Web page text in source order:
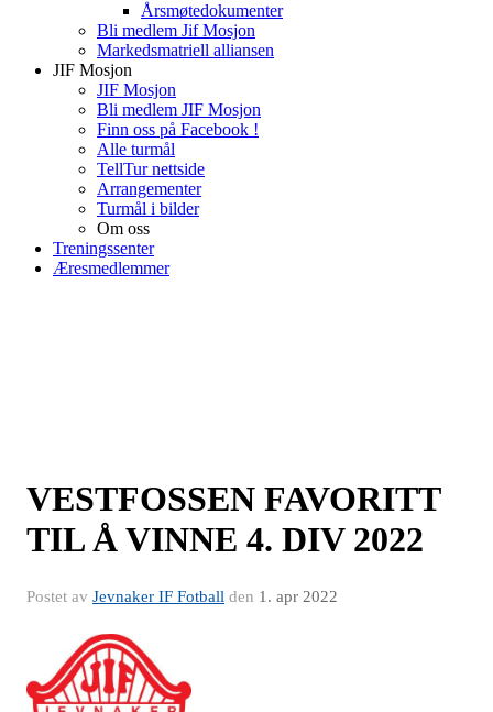
Årsmøtedokumenter
Bli medlem Jif Mosjon
Markedsmatriell alliansen
JIF Mosjon
JIF Mosjon
Bli medlem JIF Mosjon
Finn oss på Facebook !
Alle turmål
TellTur nettside
Arrangementer
Turmål i bilder
Om oss
Treningssenter
Æresmedlemmer
VESTFOSSEN FAVORITT
TIL Å VINNE 4. DIV 2022
Postet av Jevnaker IF Fotball den 1. apr 2022